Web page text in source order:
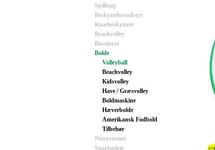
Spilletøj
Beskyttelsesudstyr
Knæbeskyttere
Beachvolley
Baselayer
Bolde
Volleyball
Beachvolley
Kidsvolley
Have / Græsvolley
Boldmaskine
Hæverbolde
Amerikansk Fodbold
Tilbehør
Netsystemer
Sportspleje